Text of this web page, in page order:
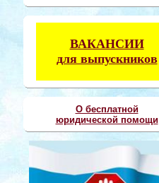
ВАКАНСИИ
для выпускников
О бесплатной
юридической помощи